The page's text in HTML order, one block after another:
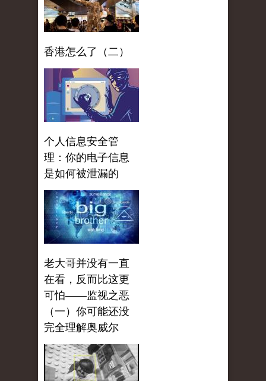
香港怎么了（二）
个人信息安全管
理：你的电子信息
是如何被泄漏的
老大哥并没有一直
在看，反而比这更
可怕——监视之恶
（一）你可能还没
完全理解奥威尔